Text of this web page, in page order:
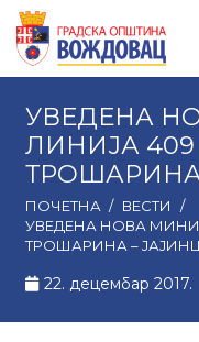
УВЕДЕНА
ЛИНИЈА
ТРОШАРИНА
ПОЧЕТНА / ВЕСТИ
/
УВЕДЕНА НОВА
ТРОШАРИНА –
22. децембар 2017.